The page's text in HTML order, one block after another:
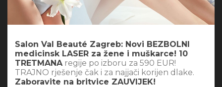
Salon Val Beauté Zagreb: Novi BEZBOLNI
medicinsk LASER za žene i muškarce! 10
TRETMANA regije po izboru za 590 EUR!
TRAJNO rješenje čak i za najjači korijen dlake.
Zaboravite na britvice ZAUVIJEK!